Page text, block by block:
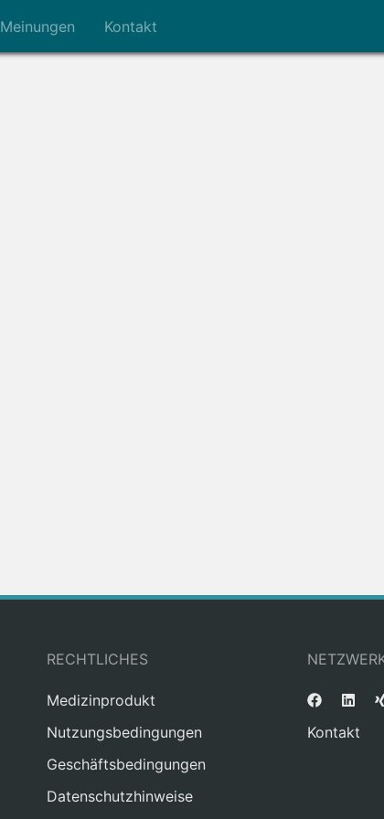
Meinungen Kontakt
RECHTLICHES
Medizinprodukt
Nutzungsbedingungen
Geschäftsbedingungen
Datenschutzhinweise
Kontakt